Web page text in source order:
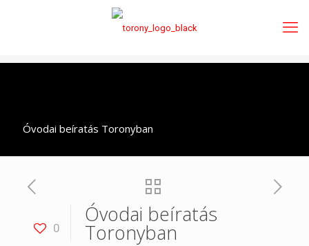
Óvodai beíratás Toronyban
0
Óvodai beíratás
Toronyban